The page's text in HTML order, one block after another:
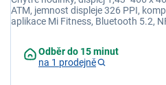
ATM, jemnost displeje 326 PPI,
aplikace Mi Fitness, Bluetooth 5.2,
Odběr do 15 minut
na 1 prodejně